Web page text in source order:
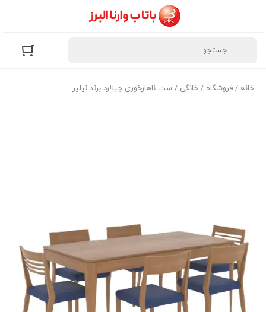
خانه / فروشگاه / خانگی / ست ناهارخوری جیلارد برند نیلپر